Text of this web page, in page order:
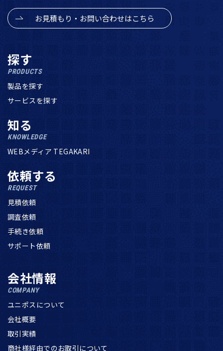
お見積もり・お問い合わせはこちら
探す
PRODUCTS
製品を探す
サービスを探す
知る
KNOWLEDGE
WEBメディア TEGAKARI
依頼する
REQUEST
見積依頼
調査依頼
手続き依頼
サポート依頼
会社情報
COMPANY
ユニポスについて
会社概要
取引実績
商社様経由でのお取引について